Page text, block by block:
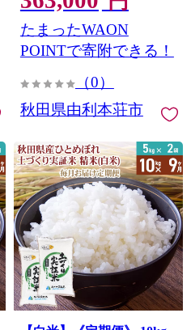
たまったWAON
POINTで寄附できる！
（0）
秋田県由利本荘市